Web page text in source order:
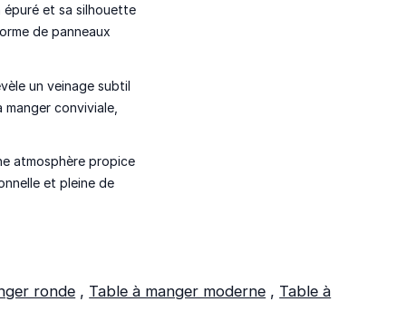
épuré et sa silhouette
de panneaux
un veinage subtil
conviviale,
atmosphère propice
et pleine de
ronde , Table à manger moderne , Table à